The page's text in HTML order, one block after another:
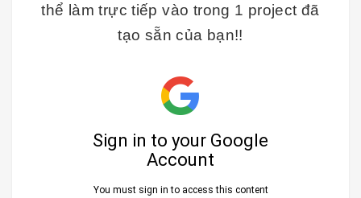
thể làm trực tiếp vào trong 1 project đã
tạo sẵn của bạn!!